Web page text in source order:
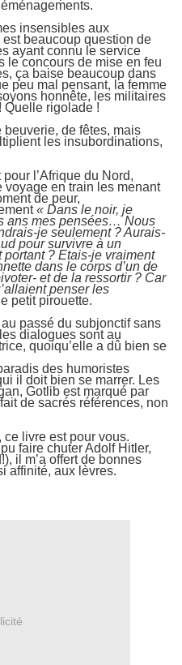
insensibles aux
beaucoup question de
ayant connu le service
le concours de mise en feu
ça baise beaucoup dans
peu mal pensant, la femme
honnête, les militaires
Quelle rigolade !
de fêtes, mais
les insubordinations,
l’Afrique du Nord,
voyage en train les menant
de peur,
« Dans le noir, je
ans mes pensées… Nous
je seulement ? Aurais-
pour survivre à un
? Etais-je vraiment
dans le corps d’un de
et de la ressortir ? Car
penser les
petit pirouette.
passé du subjonctif sans
dialogues sont au
quoiqu’elle a dû bien se
des humoristes
il doit bien se marrer. Les
Gotlib est marqué par
de sacrés références, non
ce livre est pour vous.
faire chuter Adolf Hitler,
il m’a offert de bonnes
affinité, aux lèvres.